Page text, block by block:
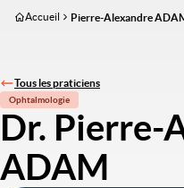
Aller
principal
Accueil Pierre-Alexandre
Tous les praticiens
Ophtalmologie
Dr. Pierre-
ADAM